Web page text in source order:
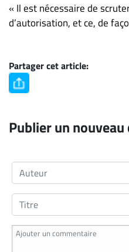
« Il est nécessaire de
d’autorisation, et ce, de
Partager cet article:
Publier un